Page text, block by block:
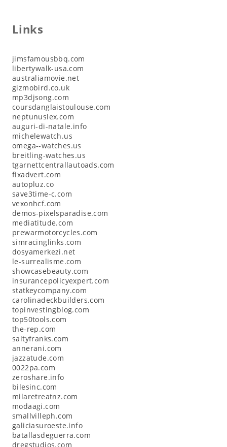
Links
jimsfamousbbq.com
libertywalk-usa.com
australiamovie.net
gizmobird.co.uk
mp3djsong.com
coursdanglaistoulouse.com
neptunuslex.com
auguri-di-natale.info
michelewatch.us
omega--watches.us
breitling-watches.us
tgarnettcentrallautoads.com
fixadvert.com
autopluz.co
save3time-c.com
vexonhcf.com
demos-pixelsparadise.com
mediatitude.com
prewarmotorcycles.com
simracinglinks.com
dosyamerkezi.net
le-surrealisme.com
showcasebeauty.com
insurancepolicyexpert.com
statkeycompany.com
carolinadeckbuilders.com
topinvestingblog.com
top50tools.com
the-rep.com
saltyfranks.com
annerani.com
jazzatude.com
0022pa.com
zeroshare.info
bilesinc.com
milaretreatnz.com
modaagi.com
smallvilleph.com
galiciasuroeste.info
batallasdeguerra.com
dregstudios.com